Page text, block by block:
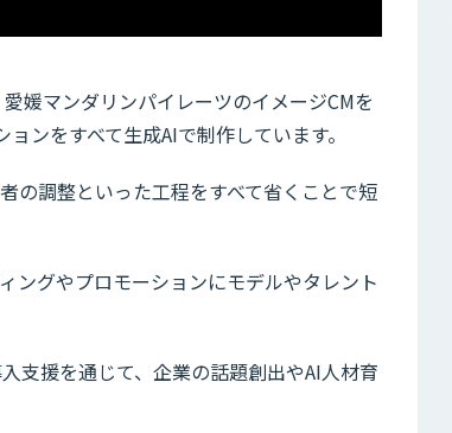
媛マンダリンパイレーツのイメージCMを
ンをすべて生成AIで制作しています。
の調整といった工程をすべて省くことで短
ングやプロモーションにモデルやタレント
支援を通じて、企業の話題創出やAI人材育